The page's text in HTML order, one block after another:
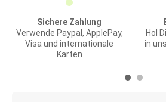
Sichere Zahlung
Verwende Paypal, ApplePay,
Visa und internationale
Karten
Hol
in